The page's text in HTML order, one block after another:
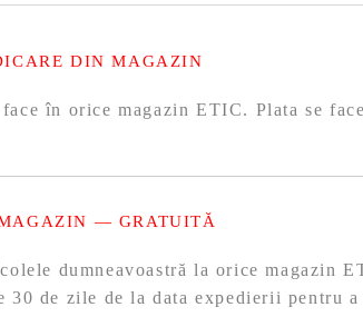
DIN MAGAZIN
în orice magazin ETIC. Plata se
— GRATUITĂ
dumneavoastră la orice magazin
30 de zile de la data expedierii pentru